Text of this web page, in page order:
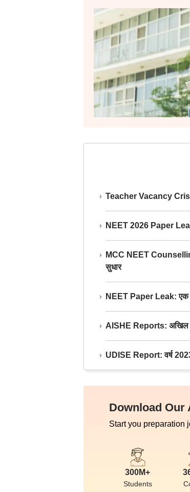
Teacher Vacancy
NEET 2026 Paper
MCC NEET
सुधार
NEET Paper Leak: एक
AISHE Reports: अखिल
UDISE Report: वर्ष
Download Our
Start you preparation
300M+
Students